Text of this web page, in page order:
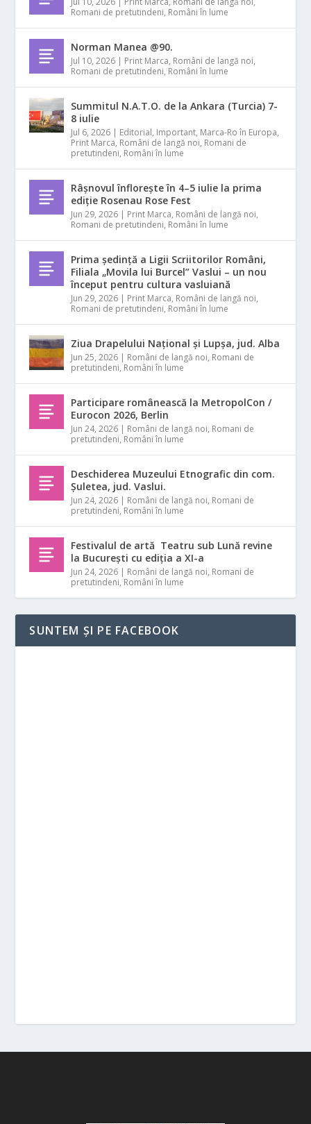
Romani de pretutindeni, Români în lume
Norman Manea @90.
Jul 10, 2026 | Print Marca, Români de langă noi,
Romani de pretutindeni, Români în lume
Summitul N.A.T.O. de la Ankara (Turcia) 7-
8 iulie
Jul 6, 2026 | Editorial, Important, Marca-Ro în Europa,
Print Marca, Români de langă noi, Romani de
pretutindeni, Români în lume
Râșnovul înflorește în 4–5 iulie la prima
ediție Rosenau Rose Fest
Jun 29, 2026 | Print Marca, Români de langă noi,
Romani de pretutindeni, Români în lume
Prima ședință a Ligii Scriitorilor Români,
Filiala „Movila lui Burcel” Vaslui – un nou
început pentru cultura vasluiană
Jun 29, 2026 | Print Marca, Români de langă noi,
Romani de pretutindeni, Români în lume
Ziua Drapelului Național și Lupșa, jud. Alba
Jun 25, 2026 | Români de langă noi, Romani de
pretutindeni, Români în lume
Participare românească la MetropolCon /
Eurocon 2026, Berlin
Jun 24, 2026 | Români de langă noi, Romani de
pretutindeni, Români în lume
Deschiderea Muzeului Etnografic din com.
Șuletea, jud. Vaslui.
Jun 24, 2026 | Români de langă noi, Romani de
pretutindeni, Români în lume
Festivalul de artă Teatru sub Lună revine
la București cu ediția a XI-a
Jun 24, 2026 | Români de langă noi, Romani de
pretutindeni, Români în lume
SUNTEM ȘI PE FACEBOOK